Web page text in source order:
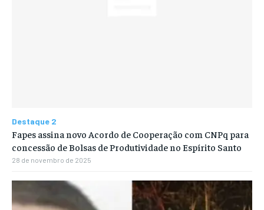
Destaque 2
Fapes assina novo Acordo de Cooperação com CNPq para
concessão de Bolsas de Produtividade no Espírito Santo
28 de novembro de 2025